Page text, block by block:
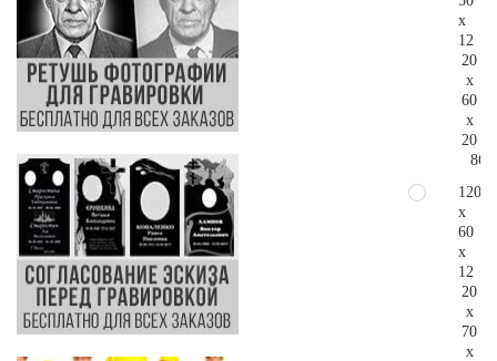
x
12
20
x
60
x
20
120
x
60
x
12
20
x
70
x